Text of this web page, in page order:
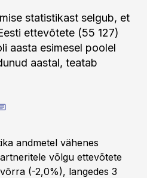
statistikast selgub, et
ettevõtete (55 127)
aasta esimesel poolel
aastal, teatab
andmetel vähenes
võlgu ettevõtete
(-2,0%), langedes 3